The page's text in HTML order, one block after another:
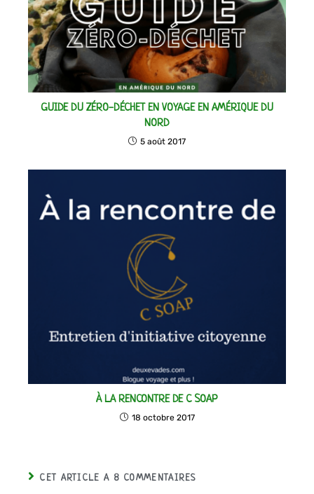
GUIDE DU ZÉRO-DÉCHET EN VOYAGE EN AMÉRIQUE DU
NORD
5 août 2017
À LA RENCONTRE DE C SOAP
18 octobre 2017
CET ARTICLE A 8 COMMENTAIRES